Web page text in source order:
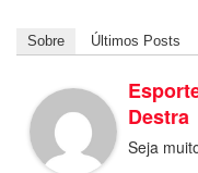
Sobre Últimos Posts
Destra
Seja